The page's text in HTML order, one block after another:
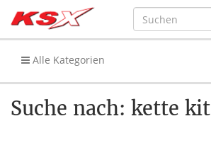
Alle Kategorien
Suche nach: kette kit